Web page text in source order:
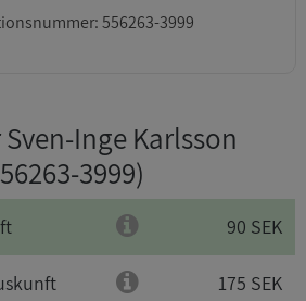
556263-3999
Inge Karlsson
3999)
90 SEK
175 SEK